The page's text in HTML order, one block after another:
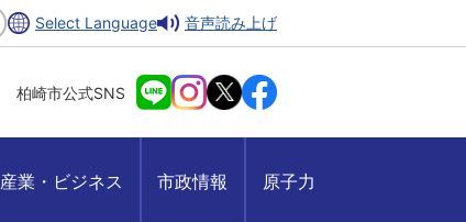
Select Language 音声読み上げ
柏崎市公式SNS
産業・ビジネス 市政情報 原子力